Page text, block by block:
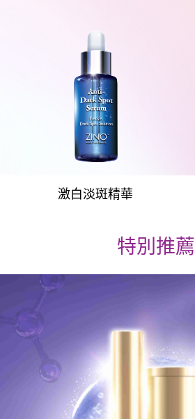
激白淡斑精華
特別推薦